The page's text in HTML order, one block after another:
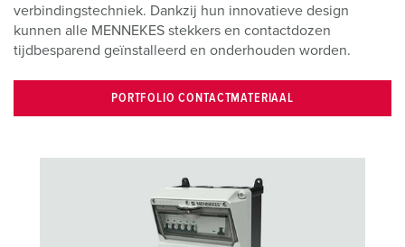
h
l
verbindingstechniek. Dankzij hun innovatieve design
kunnen alle MENNEKES stekkers en contactdozen
tijdbesparend geïnstalleerd en onderhouden worden.
PORTFOLIO CONTACTMATERIAAL